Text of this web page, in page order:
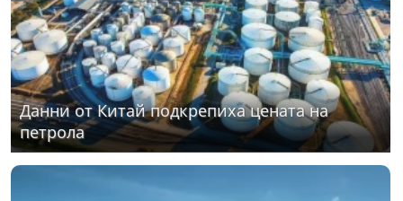
Данни от Китай подкрепиха цената на
петрола